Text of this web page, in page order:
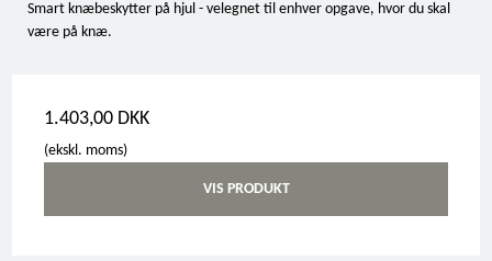
Smart knæbeskytter på hjul - velegnet til enhver opgave, hvor du skal
være på knæ.
1.403,00 DKK
(ekskl. moms)
VIS PRODUKT